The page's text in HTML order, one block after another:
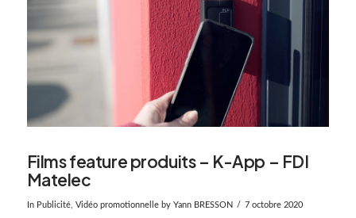
Films feature produits – K-App – FDI
Matelec
In Publicité, Vidéo promotionnelleby Yann BRESSON 7 octobre 2020